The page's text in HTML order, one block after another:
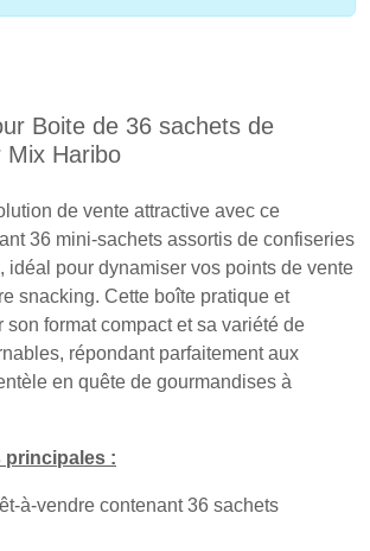
Boite de 36 sachets de
Mix Haribo
de vente attractive avec ce
36 mini-sachets assortis de confiseries
idéal pour dynamiser vos points de vente
snacking. Cette boîte pratique et
son format compact et sa variété de
répondant parfaitement aux
en quête de gourmandises à
principales :
à-vendre contenant 36 sachets